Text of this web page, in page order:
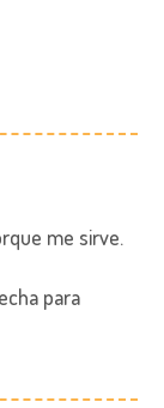
me sirve.
para